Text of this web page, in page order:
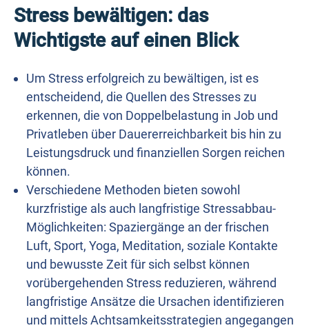
Stress bewältigen: das
Wichtigste auf einen Blick
Um Stress erfolgreich zu bewältigen, ist es
entscheidend, die Quellen des Stresses zu
erkennen, die von Doppelbelastung in Job und
Privatleben über Dauererreichbarkeit bis hin zu
Leistungsdruck und finanziellen Sorgen reichen
können.
Verschiedene Methoden bieten sowohl
kurzfristige als auch langfristige Stressabbau-
Möglichkeiten: Spaziergänge an der frischen
Luft, Sport, Yoga, Meditation, soziale Kontakte
und bewusste Zeit für sich selbst können
vorübergehenden Stress reduzieren, während
langfristige Ansätze die Ursachen identifizieren
und mittels Achtsamkeitsstrategien angegangen